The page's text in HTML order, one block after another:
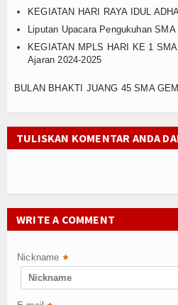
Program Sekolah
Kurikulum
Sarana dan Prasarana
Prestasi
Ekstrakulikuler
Serba - serbi
Agenda
KEGIATAN HARI RAYA IDUL
Liputan Upacara Pengukuhan
KEGIATAN MPLS HARI KE 1
Ajaran 2024-2025
BULAN BHAKTI JUANG 45 SMA
TULISKAN KOMENTAR ANDA
WRITE A COMMENT
Nickname *